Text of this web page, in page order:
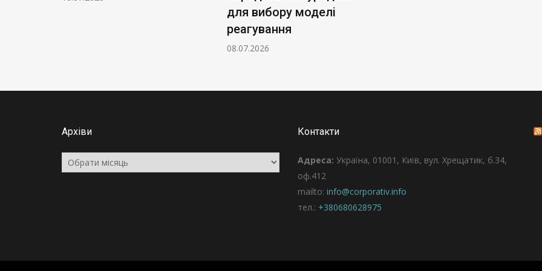
для вибору моделі
реагування
08.07.2026
Архіви
Архіви
Контакти
Адреса: Україна, 01001, Київ, вул. Хрещатик, б.34,
оф.412
mailto: info@corporativ.info
тел.: +380680628975